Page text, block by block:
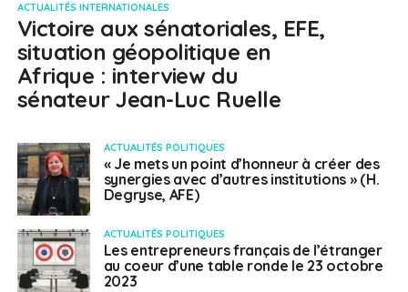
ACTUALITÉS INTERNATIONALES
Victoire aux sénatoriales, EFE,
situation géopolitique en
Afrique : interview du
sénateur Jean-Luc Ruelle
ACTUALITÉS POLITIQUES
« Je mets un point d’honneur à créer des
synergies avec d’autres institutions » (H.
Degryse, AFE)
ACTUALITÉS POLITIQUES
Les entrepreneurs français de l’étranger
au coeur d’une table ronde le 23 octobre
2023